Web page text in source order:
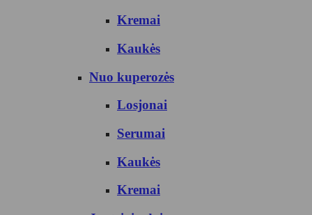
Kremai
Kaukės
Nuo kuperozės
Losjonai
Serumai
Kaukės
Kremai